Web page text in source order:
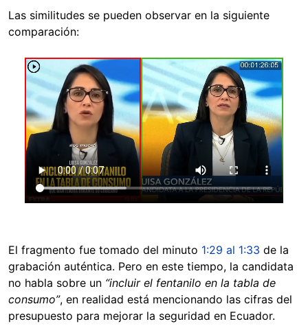
Las similitudes se pueden observar en la siguiente
comparación:
El fragmento fue tomado del minuto 1:29 al 1:33 de la
grabación auténtica. Pero en este tiempo, la candidata
no habla sobre un “incluir el fentanilo en la tabla de
consumo”, en realidad está mencionando las cifras del
presupuesto para mejorar la seguridad en Ecuador.